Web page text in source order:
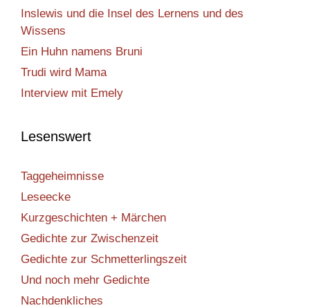
Inslewis und die Insel des Lernens und des
Wissens
Ein Huhn namens Bruni
Trudi wird Mama
Interview mit Emely
Lesenswert
Taggeheimnisse
Leseecke
Kurzgeschichten + Märchen
Gedichte zur Zwischenzeit
Gedichte zur Schmetterlingszeit
Und noch mehr Gedichte
Nachdenkliches